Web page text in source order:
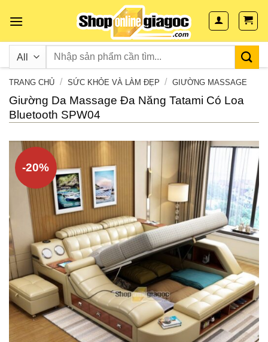
TRANG CHỦ / SỨC KHỎE VÀ LÀM ĐẸP / GIƯỜNG MASSAGE
Giường Da Massage Đa Năng Tatami Có Loa
Bluetooth SPW04
-20%